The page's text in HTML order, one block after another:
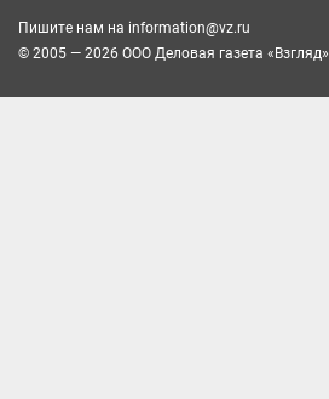
Пишите нам на information@vz.ru
© 2005 — 2026 ООО Деловая газета «Взгляд»